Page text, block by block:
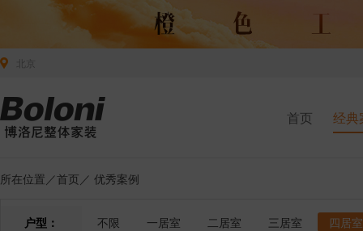
首页 经典
所在位置／首页 ／ 优秀案例
户型： 不限 一居室 二居室 三居室
四居室